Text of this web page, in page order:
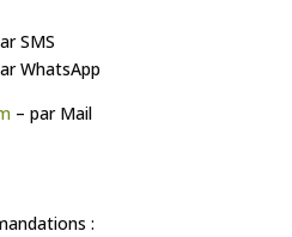
SMS
WhatsApp
– par Mail
: